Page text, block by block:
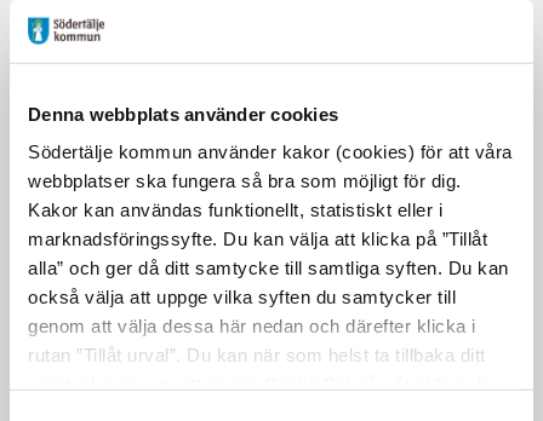
Denna webbplats använder cookies
Södertälje kommun använder kakor (cookies) för att våra
webbplatser ska fungera så bra som möjligt för dig.
Kakor kan användas funktionellt, statistiskt eller i
marknadsföringssyfte. Du kan välja att klicka på ”Tillåt
alla” och ger då ditt samtycke till samtliga syften. Du kan
också välja att uppge vilka syften du samtycker till
genom att välja dessa här nedan och därefter klicka i
rutan ”Tillåt urval”. Du kan när som helst ta tillbaka ditt
områdesbiblioteken i Enhörna,
Hölö, Järna och Mölnbo att
2026-05-22
Samverkan kring
barn och ungdomar
Kultur- och fritidsnämnden har i
sin verksamhetsplan för 2026 gett
kultur- och fritidskontoret i
uppdrag att vidareutveckla
formerna för ledarledda
aktiviteter för barn och ungdomar.
Uppdraget lyder: ”Vidareutveckla
formen för ledarledda aktiviteter
för olika åldersgrupper, barn och
2026-05-22
Tillgänglighetsdagen